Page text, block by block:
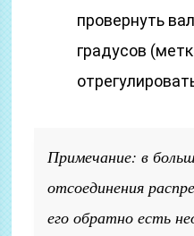
провернуть
градусов
Примечание: в
отсоединения
его обратно есть